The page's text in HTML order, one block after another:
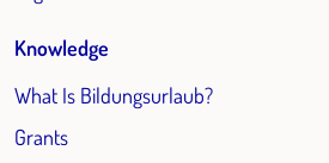
Knowledge
What Is Bildungsurlaub?
Grants